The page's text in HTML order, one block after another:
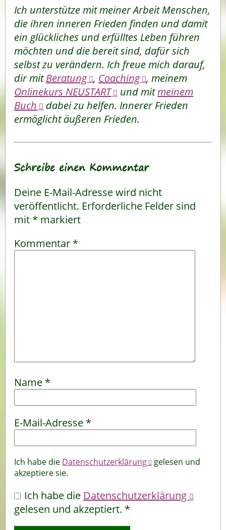
Ich unterstütze mit meiner Arbeit Menschen,
die ihren inneren Frieden finden und damit
ein glückliches und erfülltes Leben führen
möchten und die bereit sind, dafür sich
selbst zu verändern. Ich freue mich darauf,
dir mitBeratung , Coaching , meinem
Onlinekurs NEUSTART
und mitmeinem
Buch
dabei zu helfen. Innerer Frieden
ermöglicht äußeren Frieden.
Schreibe einen Kommentar
Deine E-Mail-Adresse wird nicht
veröffentlicht. Erforderliche Felder sind
mit * markiert
Kommentar *
Name *
E-Mail-Adresse *
Ich habe die Datenschutzerklärung
gelesen und
akzeptiere sie.
Ich habe die Datenschutzerklärung
gelesen und akzeptiert. *